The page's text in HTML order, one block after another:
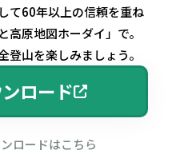
て60年以上の信頼を重ね
原地図ホーダイ」で。
山を楽しみましょう。
ロード
ロードはこちら